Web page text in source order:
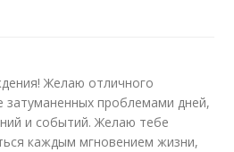
Желаю отличного
затуманенных проблемами дней,
и событий. Желаю тебе
каждым мгновением жизни,